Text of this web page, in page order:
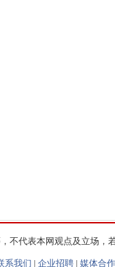
不代表本网观点及立场
系我们 | 企业招聘 | 媒体合作